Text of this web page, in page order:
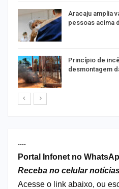
Aracaju amplia
pessoas acima
Princípio de
desmontagem
----
Portal Infonet no
Receba no celular
Acesse o link abaixo, ou